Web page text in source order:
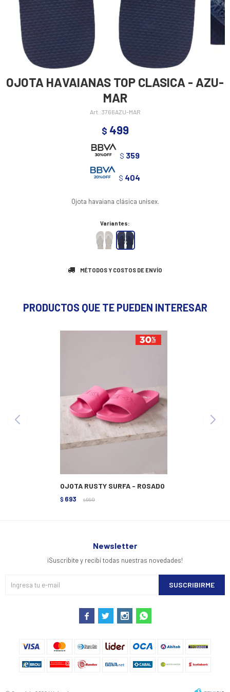
OJOTA HAVAIANAS TOP CLASICA - AZU-
MAR
3766AZU-MAR
$ 499
$ 359
$ 404
Ojota havaiana clásica unisex.
Variantes:
MÉTODOS Y COSTOS DE ENVÍO
PRODUCTOS QUE TE PUEDEN INTERESAR
OJOTA RUSTY SURFA - ROSADO
$ 693 $ 990
Newsletter
¡Suscribite y recibí todas nuestras novedades!
SUSCRIBIRME
   